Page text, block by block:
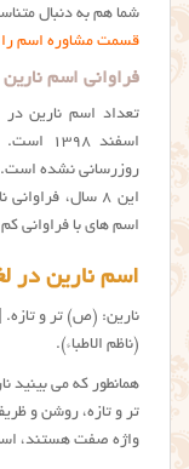
شما هم به دنبال
قسمت مشاوره اسم را
فراوانی اسم
روزرسانی نشده است.
این ۸ سال،
اسم های با فراوانی
اسم نارین در
نارین: (ص) تر و
(ناظم الاطباء).
همانطور که می بینید
تر و تازه، روشن و
واژه صفت هستند،